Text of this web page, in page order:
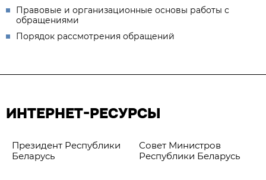
Правовые и организационные основы работы с
обращениями
Порядок рассмотрения обращений
ИНТЕРНЕТ-РЕСУРСЫ
Президент Республики
Беларусь
Совет Министров
Республики Беларусь